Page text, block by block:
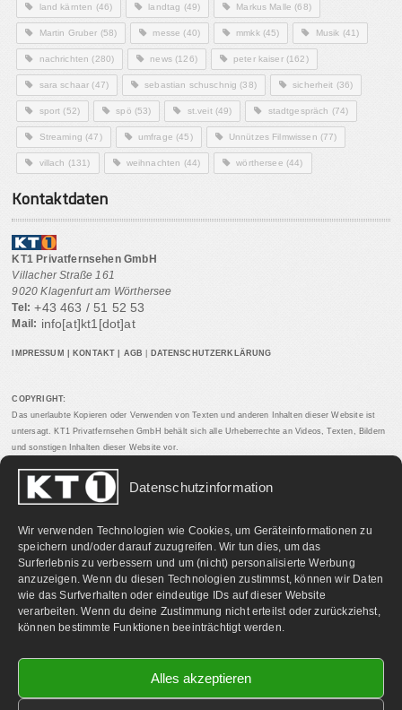
Datenschutzinformation
Wir verwenden Technologien wie Cookies, um Geräteinformationen zu
speichern und/oder darauf zuzugreifen. Wir tun dies, um das
Surferlebnis zu verbessern und um (nicht) personalisierte Werbung
anzuzeigen. Wenn du diesen Technologien zustimmst, können wir Daten
wie das Surfverhalten oder eindeutige IDs auf dieser Website
verarbeiten. Wenn du deine Zustimmung nicht erteilst oder zurückziehst,
können bestimmte Funktionen beeinträchtigt werden.
Alles akzeptieren
land kärnten (46) landtag (49) Markus Malle (68)
Martin Gruber (58) messe (40) mmkk(45) Musik (41)
nachrichten (280) news(126) peter kaiser(162)
sara schaar (47) sebastian schuschnig (38) sicherheit (36)
sport (52) spö (53) st.veit(49) stadtgespräch (74)
Streaming (47) umfrage (45) Unnützes Filmwissen (77)
villach (131) weihnachten (44) wörthersee (44)
Kontaktdaten
KT1 Privatfernsehen GmbH
Villacher Straße 161
9020 Klagenfurt am Wörthersee
Tel: +43 463 / 51 52 53
Mail: info[at]kt1[dot]at
IMPRESSUM KONTAKT AGB DATENSCHUTZERKLÄRUNG
COPYRIGHT:
Das unerlaubte Kopieren oder Verwenden von Texten und anderen Inhalten dieser Website ist
untersagt. KT1 Privatfernsehen GmbH behält sich alle Urheberrechte an Videos, Texten, Bildern
und sonstigen Inhalten dieser Website vor.
PARTNERLINKS: